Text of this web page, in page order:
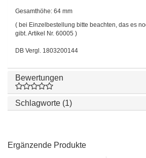
Gesamthöhe: 64 mm
( bei Einzelbestellung bitte beachten, das es
gibt. Artikel Nr. 60005 )
DB Vergl. 1803200144
Bewertungen
Schlagworte (1)
Ergänzende Produkte